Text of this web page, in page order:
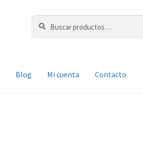
Buscar
por:
Buscar
Blog Mi cuenta Contacto